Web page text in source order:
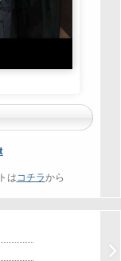
はコチラから